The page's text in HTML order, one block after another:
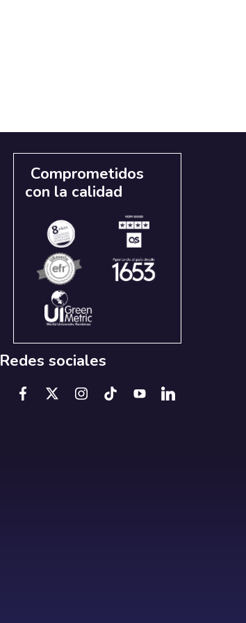
Comprometidos
con la calidad
Redes sociales